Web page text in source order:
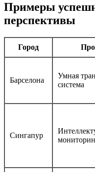
Примеры
перспективы
Город
Барселона
Умная
система
Сингапур